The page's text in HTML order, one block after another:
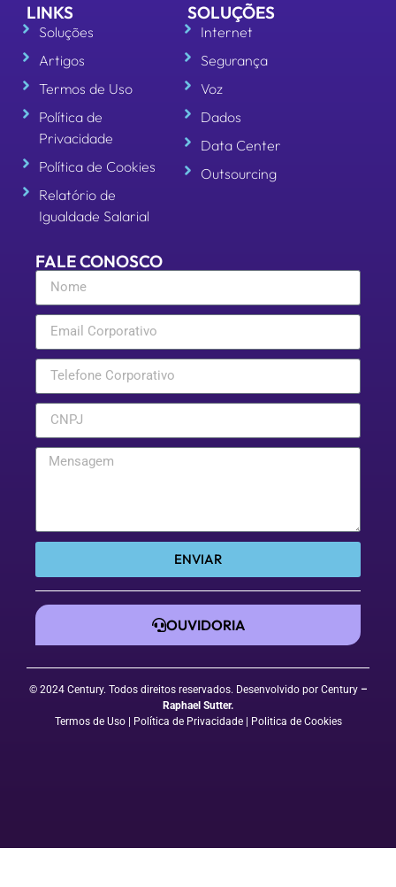
LINKS
Soluções
Artigos
Termos de Uso
Política de
Privacidade
Política de Cookies
Relatório de
Igualdade Salarial
SOLUÇÕES
Internet
Segurança
Voz
Dados
Data Center
Outsourcing
FALE CONOSCO
ENVIAR
OUVIDORIA
© 2024 Century. Todos direitos reservados. Desenvolvido por Century –
Raphael Sutter.
Termos de Uso | Política de Privacidade| Politica de Cookies